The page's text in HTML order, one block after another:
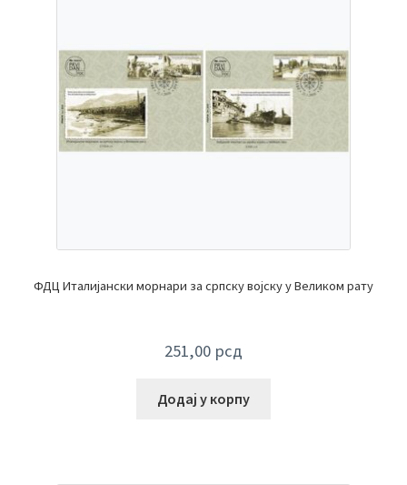
ФДЦ Италијански морнари за српску војску у Великом рату
251,00 рсд
Додај у корпу